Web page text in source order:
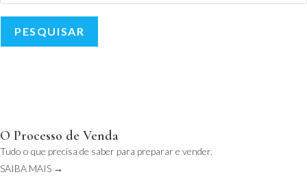
PESQUISAR
O Processo de Venda
Tudo o que precisa de saber para preparar e vender.
SAIBA MAIS →